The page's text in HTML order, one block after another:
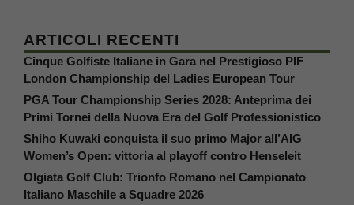
ARTICOLI RECENTI
Cinque Golfiste Italiane in Gara nel Prestigioso PIF
London Championship del Ladies European Tour
PGA Tour Championship Series 2028: Anteprima dei
Primi Tornei della Nuova Era del Golf Professionistico
Shiho Kuwaki conquista il suo primo Major all’AIG
Women’s Open: vittoria al playoff contro Henseleit
Olgiata Golf Club: Trionfo Romano nel Campionato
Italiano Maschile a Squadre 2026